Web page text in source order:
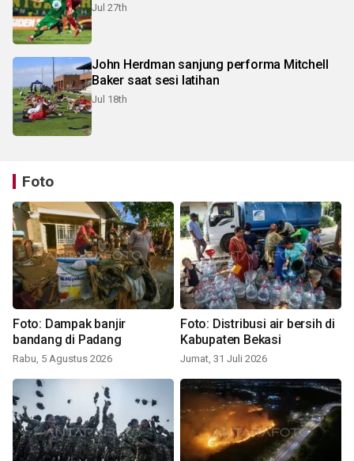
Jul 27th
John Herdman sanjung performa Mitchell
Baker saat sesi latihan
Jul 18th
Foto
Foto: Dampak banjir
bandang di Padang
Rabu, 5 Agustus 2026
Foto: Distribusi air bersih di
Kabupaten Bekasi
Jumat, 31 Juli 2026